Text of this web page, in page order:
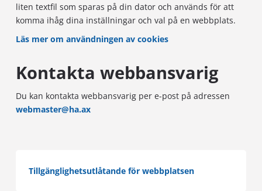
liten textfil som sparas på din dator och används för att
komma ihåg dina inställningar och val på en webbplats.
Läs mer om användningen av cookies
Kontakta webbansvarig
Du kan kontakta webbansvarig per e-post på adressen
webmaster@ha.ax
Tillgänglighetsutlåtande för webbplatsen